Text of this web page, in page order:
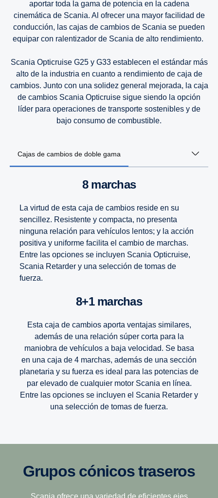
aportar toda la gama de potencia en la cadena
cinemática de Scania. Al ofrecer una mayor facilidad de
conducción, las cajas de cambios de Scania se pueden
equipar con ralentizador de Scania de alto rendimiento.
Scania Opticruise G25 y G33 establecen el estándar más
alto de la industria en cuanto a rendimiento de caja de
cambios. Junto con una solidez general mejorada, la caja
de cambios Scania Opticruise sigue siendo la opción
líder para operaciones de transporte sostenibles y de
bajo consumo de combustible.
Cajas de cambios de doble gama
8 marchas
La virtud de esta caja de cambios reside en su
sencillez. Resistente y compacta, no presenta
ninguna relación para vehículos lentos; y la acción
positiva y uniforme facilita el cambio de marchas.
Entre las opciones se incluyen Scania Opticruise,
Scania Retarder y una selección de tomas de
fuerza.
8+1 marchas
Esta caja de cambios aporta ventajas similares,
además de una relación súper corta para la
maniobra de vehículos a baja velocidad. Se basa
en una caja de 4 marchas, además de una sección
planetaria y su fuerza es ideal para las potencias de
par elevado de cualquier motor Scania en línea.
Entre las opciones se incluyen el Scania Retarder y
una selección de tomas de fuerza.
enfrentarse a los terrenos más desafiantes, por lo
disponible en dos niveles de rendimiento, G25 y G33,
de una excelente comodidad y ahorros de combustible
Grupos cónicos traseros
Scania ofrece una variedad de eficientes ejes